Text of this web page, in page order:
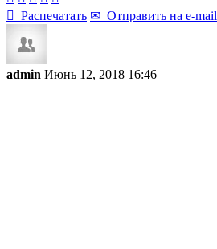
 Распечатать ✉ Отправить на e-mail
admin Июнь 12, 2018 16:46